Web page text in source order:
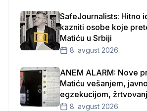
SafeJournalists: Hitno
kazniti osobe koje
Matiću u Srbiji
8. avgust 2026.
ANEM ALARM: Nove
Matiću vešanjem,
egzekucijom,
8. avgust 2026.